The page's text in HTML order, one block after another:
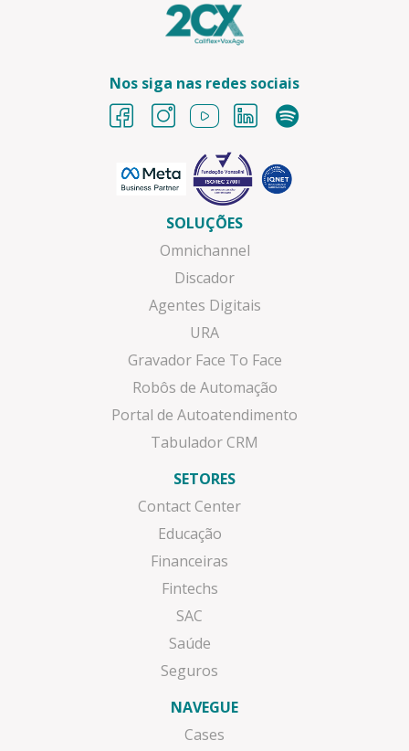
Nos siga nas redes sociais
SOLUÇÕES
Omnichannel
Discador
Agentes Digitais
URA
Gravador Face To Face
Robôs de Automação
Portal de Autoatendimento
Tabulador CRM
SETORES
Contact Center
Educação
Financeiras
Fintechs
SAC
Saúde
Seguros
NAVEGUE
Cases